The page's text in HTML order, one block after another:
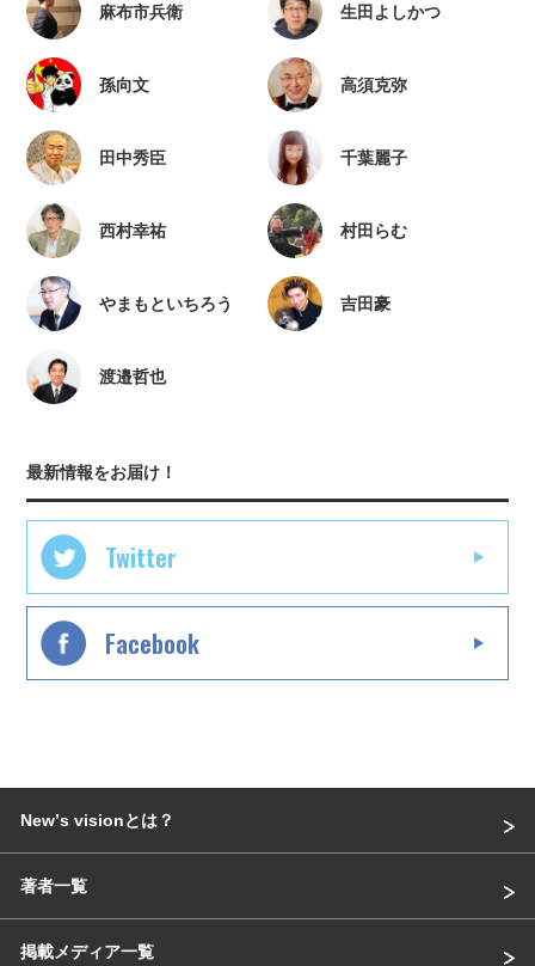
麻布市兵衛 生田よしかつ
孫向文 高須克弥
田中秀臣 千葉麗子
西村幸祐 村田らむ
やまもといちろう 吉田豪
渡邉哲也
最新情報をお届け！
Twitter
Facebook
Newʼs visionとは？
著者一覧
掲載メディア一覧